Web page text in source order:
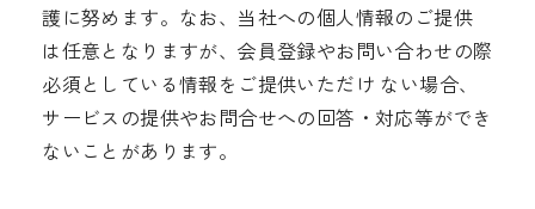
護に努めます。なお、当社への個人情報のご提供
は任意となりますが、会員登録やお問い合わせの際
必須としている情報をご提供いただけ ない場合、
サービスの提供やお問合せへの回答・対応等ができ
ないことがあります。